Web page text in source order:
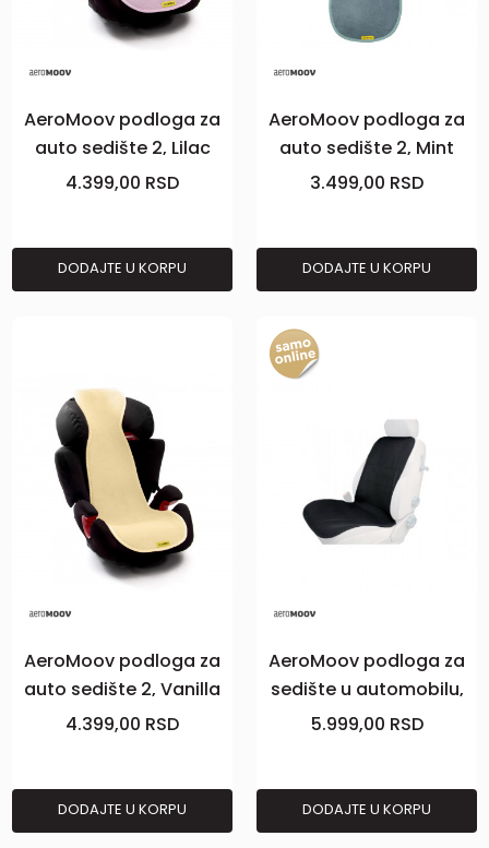
AeroMoov podloga za
auto sedište 2, Lilac
4.399,00 RSD
DODAJTE U KORPU
AeroMoov podloga za
auto sedište 2, Mint
3.499,00 RSD
DODAJTE U KORPU
AeroMoov podloga za
auto sedište 2, Vanilla
4.399,00 RSD
DODAJTE U KORPU
AeroMoov podloga za
sedište u automobilu,
crna
5.999,00 RSD
DODAJTE U KORPU